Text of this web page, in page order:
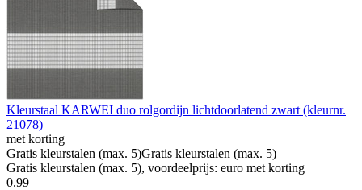
Kleurstaal KARWEI duo rolgordijn lichtdoorlatend zwart (kleurnr.
21078)
met korting
Gratis kleurstalen (max. 5)Gratis kleurstalen (max. 5)
Gratis kleurstalen (max. 5), voordeelprijs: euro met korting
0.99